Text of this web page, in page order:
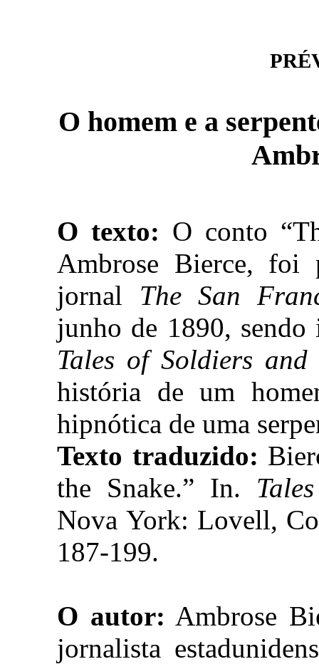
O homem e a
O texto: O conto
Ambrose Bierce, foi
jornal The San
junho de 1890, sendo
Tales of Soldiers
história de um
hipnótica de uma
Texto traduzido:
the Snake.” In.
Nova York: Lovell,
187-199.
O autor: Ambrose
jornalista